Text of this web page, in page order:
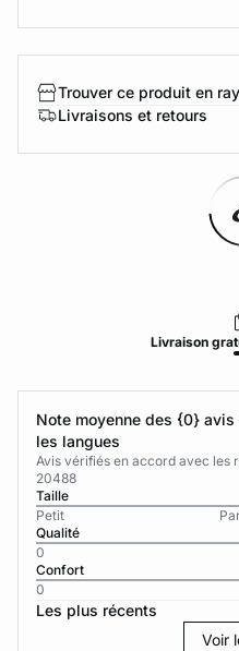
Trouver ce produit en
Livraisons et retours
Livraison
Note moyenne des {0}
les langues
Avis vérifiés en accord avec les
20488
Taille
Petit
Qualité
0
Confort
0
Les plus récents
Voir